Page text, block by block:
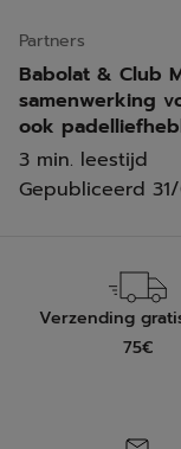
Partners
Babolat & Club
samenwerking
ook
3 min. leestijd
Gepubliceerd
Verzending
75€